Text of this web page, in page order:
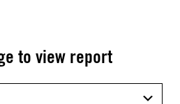
to view report